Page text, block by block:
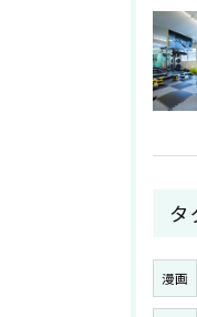
タ
漫画